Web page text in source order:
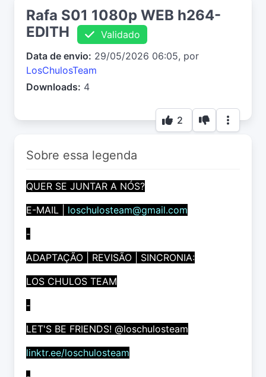
Rafa S01 1080p WEB h264-
EDITH
Validado
Data de envio: 29/05/2026 06:05, por
LosChulosTeam
Downloads: 4
2
Sobre essa legenda
QUER SE JUNTAR A NÓS?
E-MAIL | loschulosteam@gmail.com
-
ADAPTAÇÃO | REVISÃO | SINCRONIA:
LOS CHULOS TEAM
-
LET'S BE FRIENDS! @loschulosteam
linktr.ee/loschulosteam